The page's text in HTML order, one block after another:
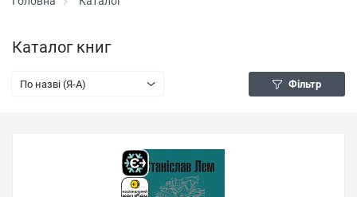
Каталог книг
По назві (Я-А) Фільтр